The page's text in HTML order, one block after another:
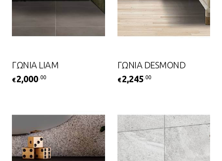
ΓΩΝΙΑ LIAM
€2,000 .00
ΓΩΝΙΑ DESMOND
€2,245 .00